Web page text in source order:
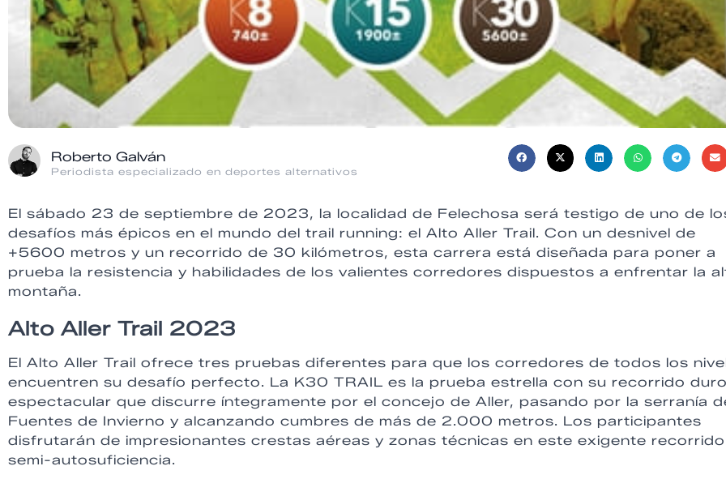
Roberto Galván
Periodista especializado en deportes alternativos
El sábado 23 de septiembre de 2023, la localidad de Felechosa será testigo de uno de
desafíos más épicos en el mundo del trail running: el Alto Aller Trail. Con un desnivel de
+5600 metros y un recorrido de 30 kilómetros, esta carrera está diseñada para poner a
prueba la resistencia y habilidades de los valientes corredores dispuestos a enfrentar la
montaña.
Alto Aller Trail 2023
El Alto Aller Trail ofrece tres pruebas diferentes para que los corredores de todos los
encuentren su desafío perfecto. La K30 TRAIL es la prueba estrella con su recorrido
espectacular que discurre íntegramente por el concejo de Aller, pasando por la serranía
Fuentes de Invierno y alcanzando cumbres de más de 2.000 metros. Los participantes
disfrutarán de impresionantes crestas aéreas y zonas técnicas en este exigente
semi-autosuficiencia.